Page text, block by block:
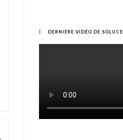
DERNIÈRE VIDÉO DE SOLUCE